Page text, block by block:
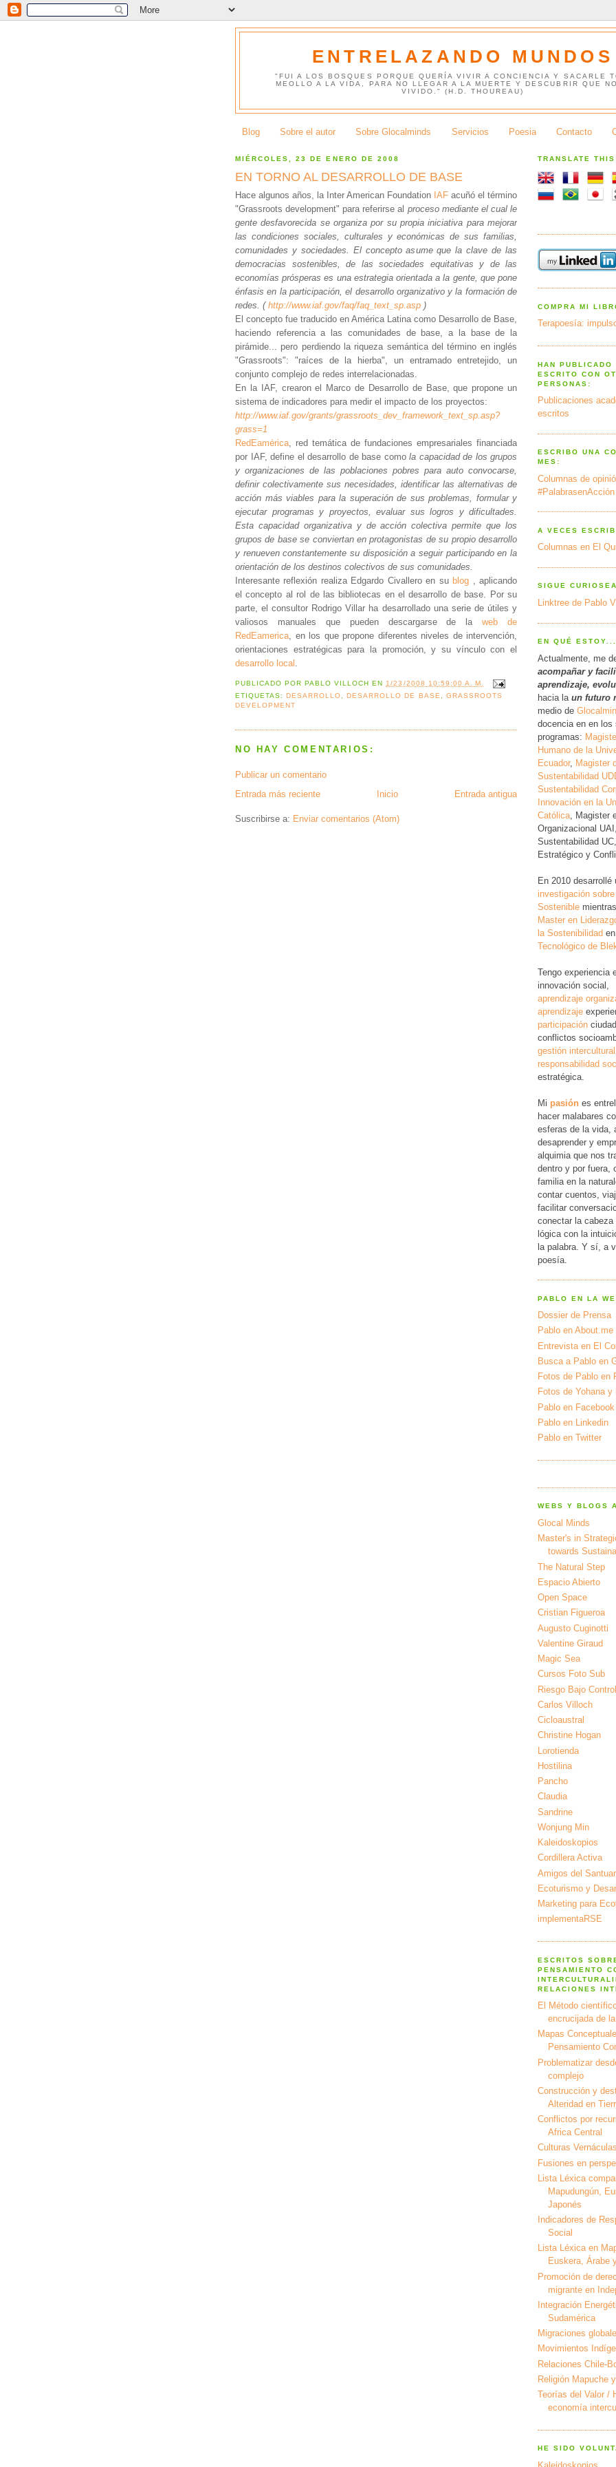
ENTRELAZANDO MUNDOS
"FUI A LOS BOSQUES PORQUE QUERÍA VIVIR A CONCIENCIA Y SACARLE
MEOLLO A LA VIDA, PARA NO LLEGAR A LA MUERTE Y DESCUBRIR QUE
VIVIDO." (H.D. THOUREAU)
Blog Sobre el autor Sobre Glocalminds Servicios Poesia Contacto
MIÉRCOLES, 23 DE ENERO DE 2008
EN TORNO AL DESARROLLO DE BASE
Hace algunos años, la Inter American Foundation IAF acuñó el término
"Grassroots development" para referirse al proceso mediante el cual le
gente desfavorecida se organiza por su propia iniciativa para mejorar
las condiciones sociales, culturales y económicas de sus familias,
comunidades y sociedades. El concepto asume que la clave de las
democracias sostenibles, de las sociedades equitativas y de las
economías prósperas es una estrategia orientada a la gente, que pone
énfasis en la participación, el desarrollo organizativo y la formación de
redes. ( http://www.iaf.gov/faq/faq_text_sp.asp )
El concepto fue traducido en América Latina como Desarrollo de Base,
haciendo referencia a las comunidades de base, a la base de la
pirámide... pero perdiendo la riqueza semántica del término en inglés
"Grassroots": "raíces de la hierba", un entramado entretejido, un
conjunto complejo de redes interrelacionadas.
En la IAF, crearon el Marco de Desarrollo de Base, que propone un
sistema de indicadores para medir el impacto de los proyectos:
http://www.iaf.gov/grants/grassroots_dev_framework_text_sp.asp?
grass=1
RedEamérica , red temática de fundaciones empresariales financiada
por IAF, define el desarrollo de base como la capacidad de los grupos
y organizaciones de las poblaciones pobres para auto convocarse,
definir colectivamente sus necesidades, identificar las alternativas de
acción más viables para la superación de sus problemas, formular y
ejecutar programas y proyectos, evaluar sus logros y dificultades.
Esta capacidad organizativa y de acción colectiva permite que los
grupos de base se conviertan en protagonistas de su propio desarrollo
y renueven constantemente su disposición a seguir participando en la
orientación de los destinos colectivos de sus comunidades.
Interesante reflexión realiza Edgardo Civallero en su blog
, aplicando
el concepto al rol de las bibliotecas en el desarrollo de base. Por su
parte, el consultor Rodrigo Villar ha desarrollado una serie de útiles y
valiosos manuales que pueden descargarse de laweb de
RedEamerica , en los que propone diferentes niveles de intervención,
orientaciones estratégicas para la promoción, y su vínculo con el
desarrollo local
PUBLICADO POR PABLO VILLOCH EN1/23/2008 10:59:00 A. M.
ETIQUETAS: DESARROLLO, DESARROLLO DE BASE, GRASSROOTS
DEVELOPMENT
NO HAY COMENTARIOS:
Publicar un comentario
Entrada más reciente
Entrada antigua
Inicio
Suscribirse a: Enviar comentarios (Atom)
TRANSLATE
COMPRA MI
Terapoesía:
HAN PUBLICADO
ESCRITO CON
PERSONAS:
Publicaciones
escritos
ESCRIBO UNA
MES:
Columnas de
#PalabrasenAcción
A VECES
Columnas en El
SIGUE
Linktree de Pablo
EN QUÉ ESTOY...
Actualmente, me
acompañar y
aprendizaje,
hacia la un futuro
medio de
docencia en en los
programas:
Humano de la
Ecuador, Magister
Sustentabilidad
Sustentabilidad
Innovación en la
Católica , Magister
Organizacional
Sustentabilidad
Estratégico y
En 2010 desarrollé
investigación
Sostenible
Master en
la Sostenibilidad
Tecnológico de
Tengo experiencia
innovación social,
aprendizaje
aprendizaje
participación
conflictos
gestión intercultural
responsabilidad
estratégica.
Mi pasión es
hacer malabares
esferas de la vida,
desaprender y
alquimia que nos
dentro y por fuera,
familia en la
contar cuentos,
facilitar
conectar la
lógica con la
la palabra. Y sí, a
poesía.
PABLO EN LA
Dossier de Prensa
Pablo en About.me
Entrevista en El
Busca a Pablo en
Fotos de Pablo en
Fotos de Yohana y
Pablo en Facebook
Pablo en Linkedin
Pablo en Twitter
WEBS Y BLOGS
Glocal Minds
Master's in
towards
The Natural Step
Espacio Abierto
Open Space
Cristian Figueroa
Augusto Cuginotti
Valentine Giraud
Magic Sea
Cursos Foto Sub
Riesgo Bajo Control
Carlos Villoch
Cicloaustral
Christine Hogan
Lorotienda
Hostilina
Pancho
Claudia
Sandrine
Wonjung Min
Kaleidoskopios
Cordillera Activa
Amigos del
Ecoturismo y
Marketing para
implementaRSE
ESCRITOS
PENSAMIENTO
RELACIONES
El Método
encrucijada de
Mapas
Pensamiento
Problematizar
complejo
Construcción y
Alteridad en
Conflictos por
Africa Central
Culturas
Fusiones en
Lista Léxica
Mapudungún,
Japonés
Indicadores de
Social
Lista Léxica en
Euskera, Árabe
Promoción de
migrante en
Integración
Sudamérica
Migraciones
Movimientos
Relaciones Chile-
Religión Mapuche
Teorías del Valor /
economía
HE SIDO